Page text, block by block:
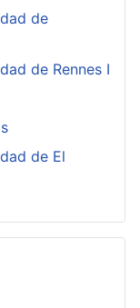
de
de Rennes I
de El